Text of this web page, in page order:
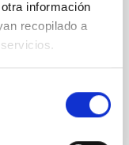
información
recopilado a
el brillo
de bajo